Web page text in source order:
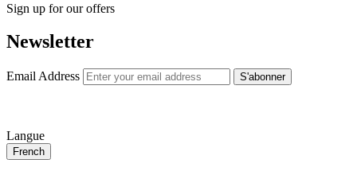
Sign up for our offers
Newsletter
Email Address S'abonner
Langue
French